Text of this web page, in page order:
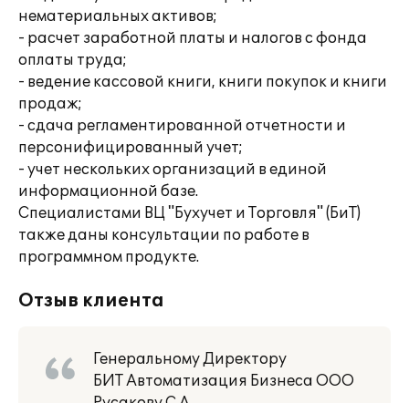
нематериальных активов;
- расчет заработной платы и налогов с фонда
оплаты труда;
- ведение кассовой книги, книги покупок и книги
продаж;
- сдача регламентированной отчетности и
персонифицированный учет;
- учет нескольких организаций в единой
информационной базе.
Специалистами ВЦ "Бухучет и Торговля" (БиТ)
также даны консультации по работе в
программном продукте.
Отзыв клиента
Генеральному Директору
БИТ Автоматизация Бизнеса ООО